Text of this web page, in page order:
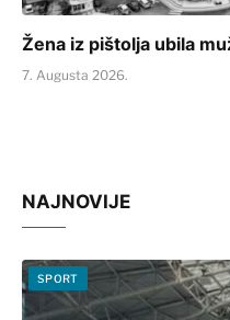
Žena iz pištolja ubila
7. Augusta 2026.
NAJNOVIJE
SPORT